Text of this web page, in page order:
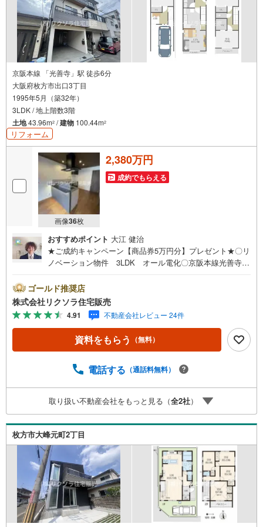
京阪本線 「光善寺」駅 徒歩6分
大阪府枚方市出口3丁目
1995年5月（築32年）
3LDK / 地上階数3階
土地43.96m2 /建物 100.44m2
リフォーム
画像36枚
2,380万円
成約でもらえる
おすすめポイント 大江 健治
★ご成約キャンペーン【商品券5万円分】プレゼント★〇リ
ノベーション物件 3LDK オール電化〇京阪本線光善寺駅
機 駐車1台 新耐震基準■営業時間 9:30～20:00 ■即日
案内可能！※当日・翌日のご案内はお電話でのお問合せがス
ムーズ■定休日 毎週水曜日◇弊社ホームページよりLINE
でのお問合せも好評！◇不動産情報サイト未掲載物件、弊
社ホームページに多数掲載！◇学校区物件検索も充実！ご
希望の学校区での物件探しに便利！「リクソラ住宅販売」
社・他サイトの掲載物件もまとめてご案内可能リフォーム
ン無料相談会 随時開催中】〇お客様の条件にベストな住
宅ローン商品のご提案〇住宅ローンの金利や優遇率、審査
基準などを詳しくご説明〇住宅ローンとリフォームローン
の一体型商品もご提案〇仕事や収入・現在過去の借入によ
る住宅ローンへの問題解決是非ともお問合せ下さい
ゴールド推奨店
株式会社リクソラ住宅販売
4.91 不動産会社レビュー 24件
資料をもらう （無料）
電話する （通話料無料）
取り扱い不動産会社をもっと見る（全2社）
枚方市大峰元町2丁目